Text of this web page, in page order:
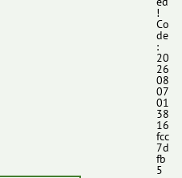
!
Co
de
:
20
26
08
07
01
38
16
fcc
7d
fb
5